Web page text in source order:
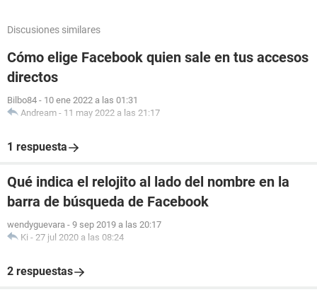
Discusiones similares
Cómo elige Facebook quien sale en tus accesos
directos
Bilbo84 - 10 ene 2022 a las 01:31
Andream - 11 may 2022 a las 21:17
1 respuesta
Qué indica el relojito al lado del nombre en la
barra de búsqueda de Facebook
wendyguevara - 9 sep 2019 a las 20:17
Ki - 27 jul 2020 a las 08:24
2 respuestas